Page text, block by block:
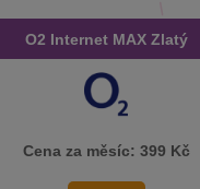
O2 Internet MAX Zlatý
Cena za měsíc: 399 Kč